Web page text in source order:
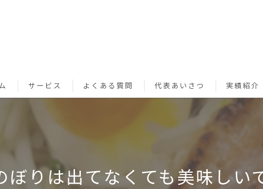
サービス
お買い物代行サービス
利用規約
よくある質問 代表あいさつ 実績紹介
ぼりは出てなくても美味しい